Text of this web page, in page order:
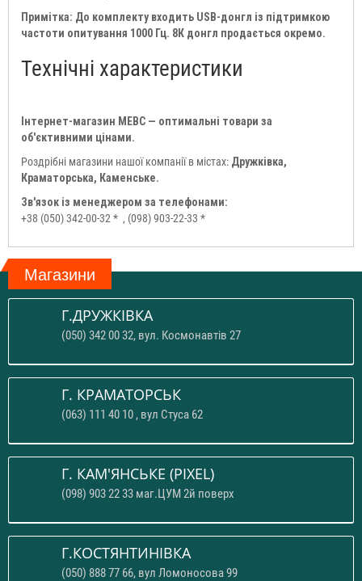
Примітка: До комплекту входить USB-донгл із підтримкою
частоти опитування 1000 Гц. 8К донгл продається окремо.
Технічні характеристики
Інтернет-магазин МЕВС — оптимальні товари за
об'єктивними цінами.
Роздрібні магазини нашої компанії в містах: Дружківка,
Краматорська, Каменське.
Зв'язок із менеджером за телефонами:
+38 (050) 342-00-32 * , (098) 903-22-33 *
Магазини
Г.ДРУЖКІВКА
(050) 342 00 32, вул. Космонавтів 27
Г. КРАМАТОРСЬК
(063) 111 40 10 , вул Стуса 62
Г. КАМ'ЯНСЬКЕ (PIXEL)
(098) 903 22 33 маг.ЦУМ 2й поверх
Г.КОСТЯНТИНІВКА
(050) 888 77 66, вул Ломоносова 99